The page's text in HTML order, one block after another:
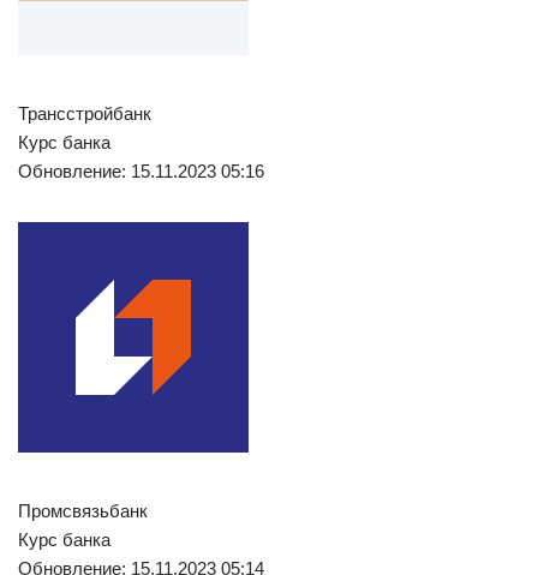
Трансстройбанк
Курс банка
Обновление: 15.11.2023 05:16
Промсвязьбанк
Курс банка
Обновление: 15.11.2023 05:14